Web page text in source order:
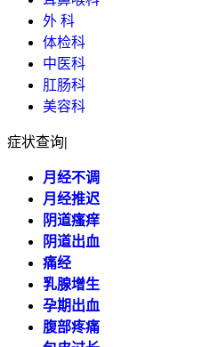
外 科
体检科
中医科
肛肠科
美容科
症状查询|
月经不调
月经推迟
阴道瘙痒
阴道出血
痛经
乳腺增生
孕期出血
腹部疼痛